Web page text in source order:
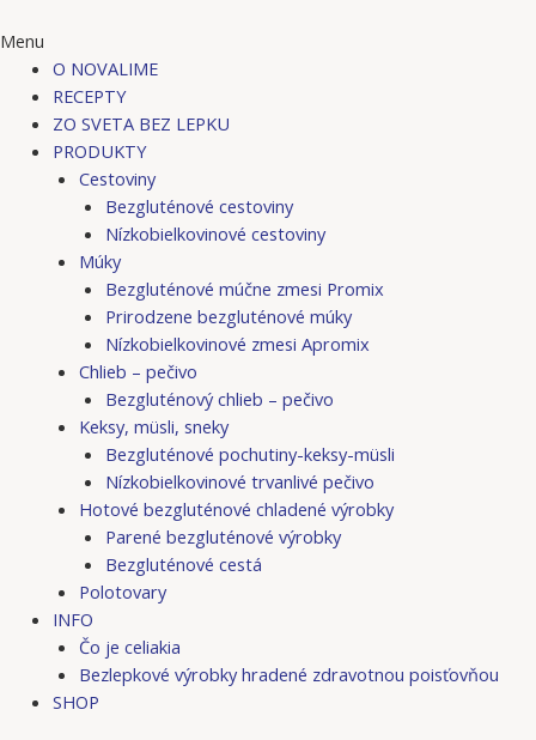
Menu
O NOVALIME
RECEPTY
ZO SVETA BEZ LEPKU
PRODUKTY
Cestoviny
Bezgluténové cestoviny
Nízkobielkovinové cestoviny
Múky
Bezgluténové múčne zmesi Promix
Prirodzene bezgluténové múky
Nízkobielkovinové zmesi Apromix
Chlieb – pečivo
Bezgluténový chlieb – pečivo
Keksy, müsli, sneky
Bezgluténové pochutiny-keksy-müsli
Nízkobielkovinové trvanlivé pečivo
Hotové bezgluténové chladené výrobky
Parené bezgluténové výrobky
Bezgluténové cestá
Polotovary
INFO
Čo je celiakia
Bezlepkové výrobky hradené zdravotnou poisťovňou
SHOP